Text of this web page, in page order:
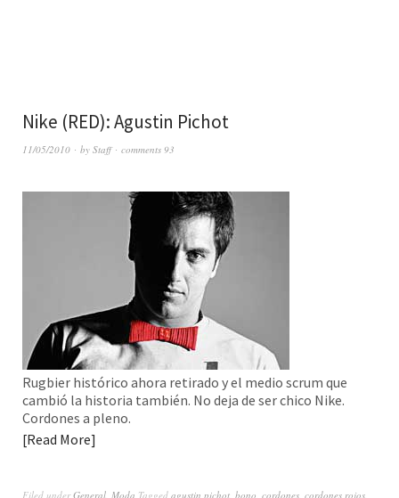
Nike (RED): Agustin Pichot
11/05/2010 by Staff comments 93
Rugbier histórico ahora retirado y el medio scrum que
cambió la historia también. No deja de ser chico Nike.
Cordones a pleno.
Read More
Filed underGeneral Moda Tagged agustin pichot bono cordones cordones rojos